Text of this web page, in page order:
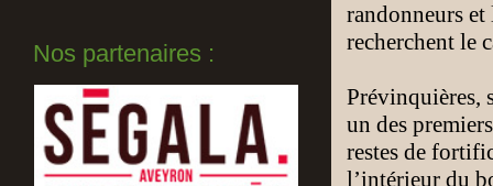
Nos partenaires :
randonneurs
recherchent le
Prévinquières,
un des
restes de
l’intérieur du